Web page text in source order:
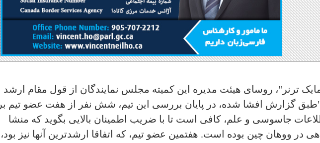
ترنر"، روسای هیئت مدیره این کمیته مجلس نمایندگان از قول مقام ارشد
گزارش افشا شده، در پایان بررسی این تیم، شش نفر از هفت عضو تیم بر
جاسوسی و علم، کافی است تا با ضریب اطمینان بالایی بگوید که منشا
در ووهان چین بوده است. هفتمین عضو تیم، که اتفاقا ارشدترین آنها نیز بود،